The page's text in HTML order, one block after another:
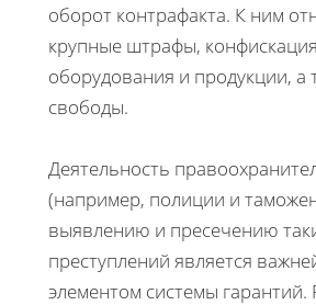
оборот контрафакта. К ним
крупные штрафы, конфискация
оборудования и продукции, а
свободы.
Деятельность
(например, полиции и
выявлению и пресечению
преступлений является
элементом системы гарантий.